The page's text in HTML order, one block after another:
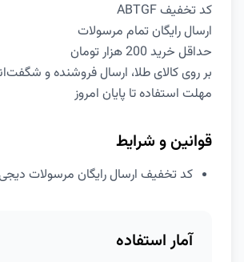
کد تخفیف ABTGF
ارسال رایگان تمام مرسولات
حداقل خرید 200 هزار تومان
بر روی کالای طلا، ارسال فروشنده و
مهلت استفاده تا پایان امروز
قوانین و شرایط
کد تخفیف ارسال رایگان مرسولات دیجی
آمار استفاده